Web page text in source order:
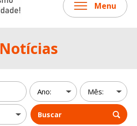
Menu
Notícias
Buscar